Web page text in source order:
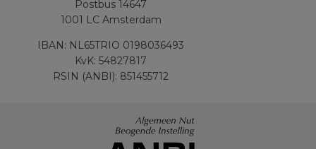
Postbus 14647
1001 LC Amsterdam
IBAN: NL65TRIO 0198036493
KvK: 54827817
RSIN (ANBI): 851455712